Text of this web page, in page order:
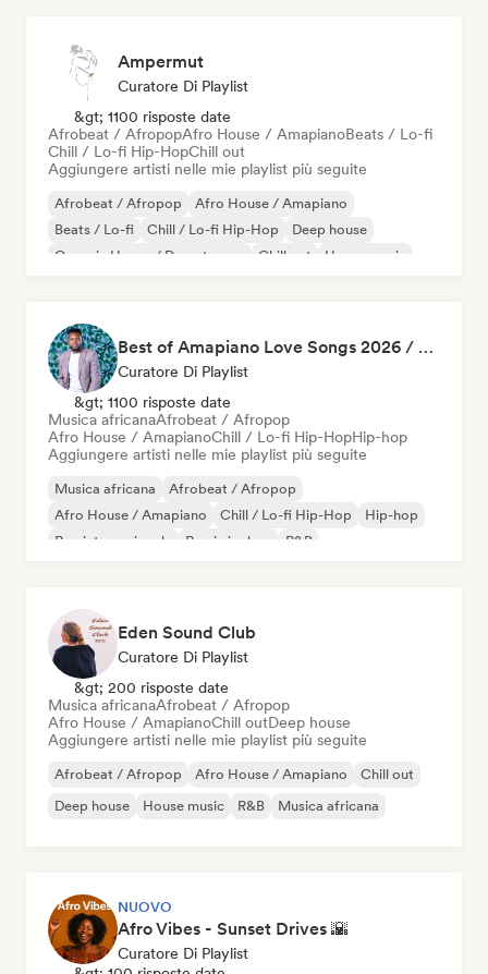
Ampermut
Curatore Di Playlist
&gt; 1100 risposte date
Afrobeat / AfropopAfro House / AmapianoBeats / Lo-fi
Chill / Lo-fi Hip-HopChill out
Aggiungere artisti nelle mie playlist più seguite
Afrobeat / Afropop
Afro House / Amapiano
Beats / Lo-fi
Chill / Lo-fi Hip-Hop
Deep house
Organic House / Downtempo
Chill out House music
Best of Amapiano Love Songs 2026 / SA HipHop 2026 / Best of Afro Soul
Curatore Di Playlist
&gt; 1100 risposte date
Musica africanaAfrobeat / Afropop
Afro House / AmapianoChill / Lo-fi Hip-HopHip-hop
Aggiungere artisti nelle mie playlist più seguite
Musica africana
Afrobeat / Afropop
Afro House / Amapiano
Chill / Lo-fi Hip-Hop
Hip-hop
Rap internazionale
Rap in inglese R&B
Eden Sound Club
Curatore Di Playlist
&gt; 200 risposte date
Musica africanaAfrobeat / Afropop
Afro House / AmapianoChill outDeep house
Aggiungere artisti nelle mie playlist più seguite
Afrobeat / Afropop Afro House / Amapiano
Chill out
Deep house
House music R&B Musica africana
NUOVO
Afro Vibes - Sunset Drives 🌇
Curatore Di Playlist